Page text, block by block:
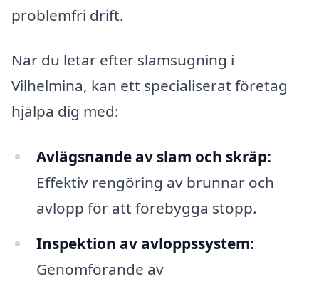
problemfri drift.
När du letar efter slamsugning i
Vilhelmina, kan ett specialiserat företag
hjälpa dig med:
Avlägsnande av slam och skräp:
Effektiv rengöring av brunnar och
avlopp för att förebygga stopp.
Inspektion av avloppssystem:
Genomförande av